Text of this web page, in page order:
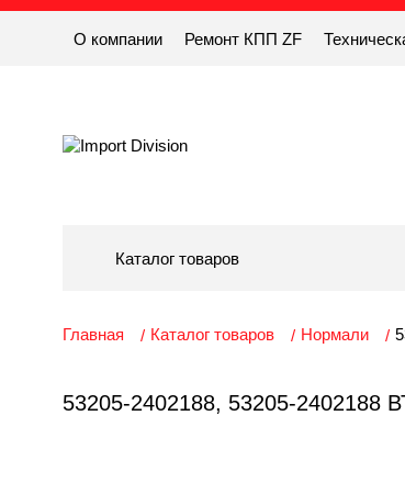
О компании Ремонт КПП ZF
Каталог товаров
Главная Каталог товаров Нормали
53205-2402188, 53205-